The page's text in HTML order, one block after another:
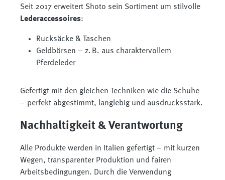
Seit 2017 erweitert Shoto sein Sortiment um stilvolle
Lederaccessoires:
Rucksäcke & Taschen
Geldbörsen – z. B. aus charaktervollem
Pferdeleder
Gefertigt mit den gleichen Techniken wie die Schuhe
– perfekt abgestimmt, langlebig und ausdrucksstark.
Nachhaltigkeit & Verantwortung
Alle Produkte werden in Italien gefertigt – mit kurzen
Wegen, transparenter Produktion und fairen
Arbeitsbedingungen. Durch die Verwendung